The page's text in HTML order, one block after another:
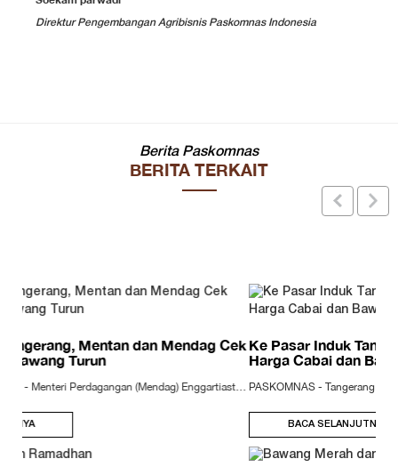
Direktur Pengembangan Agribisnis Paskomnas Indonesia
Berita Paskomnas
BERITA TERKAIT
Ke Pasar Induk Tangerang, Mentan dan Mendag Cek
Harga Cabai dan Bawang Turun
PASKOMNAS - Tangerang - Menteri Perdagangan (Mendag) Enggartiasto Lukita, Menteri Pertanian (Mentan) Andi Amran Sulaiman, dan Dirut Perum Bulog Djarot Kusumayakti, Senin malam (12/8/2016) mengunjungi Pasar Induk Tanah Tinggi, Tangerang. Dalam kunjungan itu ditemukan harga bawang merah dijual Rp 25.000/kilogram (kg). Salah satu pedagang yang ditanya oleh Amran dan Enggartiasto menyebut harga bawang merah dijual Rp 25.000/kg. Amran mempertanyakan kebenaran harga tersebut. "Benar segini? Jangan sampai...